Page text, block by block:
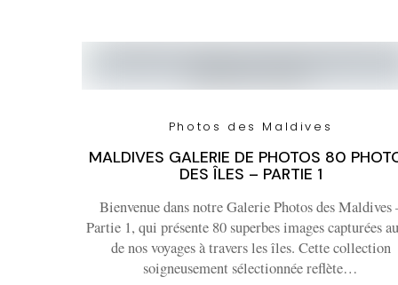
Photos des Maldives
MALDIVES GALERIE DE PHOTOS 80
DES ÎLES – PARTIE 1
Bienvenue dans notre Galerie Photos des Maldives
Partie 1, qui présente 80 superbes images capturées
de nos voyages à travers les îles. Cette collection
soigneusement sélectionnée reflète…